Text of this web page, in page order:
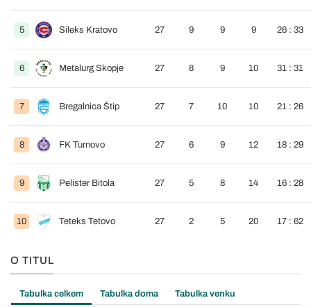
5 Sileks Kratovo 27 9 9 9 26 : 33
6 Metalurg Skopje 27 8 9 10 31 : 31
7 Bregalnica Štip 27 7 10 10 21 : 26
8 FK Turnovo 27 6 9 12 18 : 29
9 Pelister Bitola 27 5 8 14 16 : 28
10 Teteks Tetovo 27 2 5 20 17 : 62
O TITUL
Tabulka celkem Tabulka doma Tabulka venku